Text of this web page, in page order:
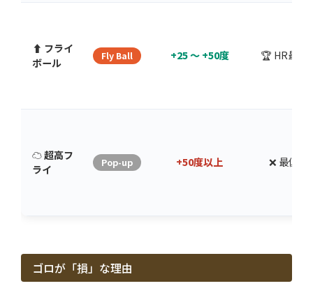
⬆️ フライ
ボール
Fly Ball +25 〜 +50度 🏆 HR最多
☁️ 超高フ
ライ
Pop-up +50度以上 ❌ 最低
ゴロが「損」な理由